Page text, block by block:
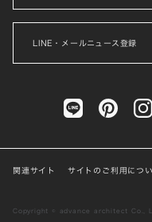
LINE・メールニュース登録
関連サイト サイトのご利用につ
Copyright © advance architect Co.,